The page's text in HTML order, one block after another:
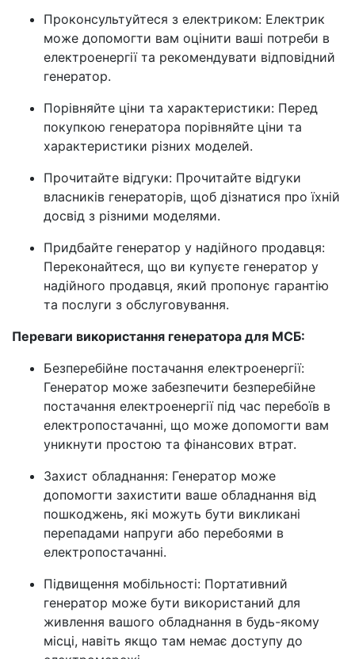
Проконсультуйтеся з електриком: Електрик
може допомогти вам оцінити ваші потреби в
електроенергії та рекомендувати відповідний
генератор.
Порівняйте ціни та характеристики: Перед
покупкою генератора порівняйте ціни та
характеристики різних моделей.
Прочитайте відгуки: Прочитайте відгуки
власників генераторів, щоб дізнатися про їхній
досвід з різними моделями.
Придбайте генератор у надійного продавця:
Переконайтеся, що ви купуєте генератор у
надійного продавця, який пропонує гарантію
та послуги з обслуговування.
Переваги використання генератора для МСБ:
Безперебійне постачання електроенергії:
Генератор може забезпечити безперебійне
постачання електроенергії під час перебоїв в
електропостачанні, що може допомогти вам
уникнути простою та фінансових втрат.
Захист обладнання: Генератор може
допомогти захистити ваше обладнання від
пошкоджень, які можуть бути викликані
перепадами напруги або перебоями в
електропостачанні.
Підвищення мобільності: Портативний
генератор може бути використаний для
живлення вашого обладнання в будь-якому
місці, навіть якщо там немає доступу до